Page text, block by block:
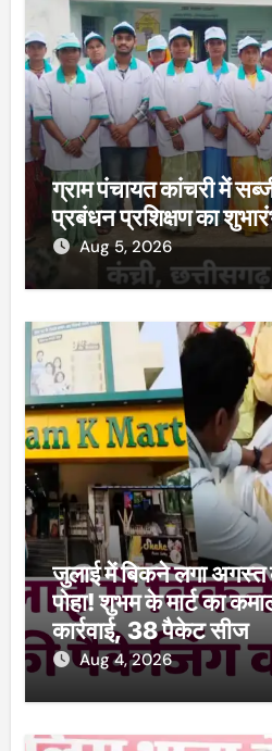
ग्राम पंचायत कांचरी में
प्रबंधन प्रशिक्षण का
Aug 5, 2026
जुलाई में बिकने लगा अगस्त
पोहा! शुभम के मार्ट का
कार्रवाई, 38 पैकेट सीज
Aug 4, 2026